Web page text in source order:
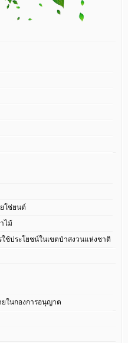
โซ่ยนต์
ไม้
ช้ประโยชน์ในเขตป่าสงวนแห่งชาติ
ในกองการอนุญาต